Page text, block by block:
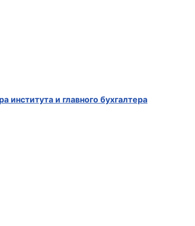
института и главного бухгалтера